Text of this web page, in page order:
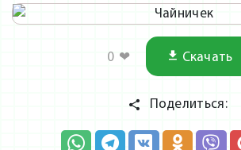
0 ❤ Скачать
Поделиться: